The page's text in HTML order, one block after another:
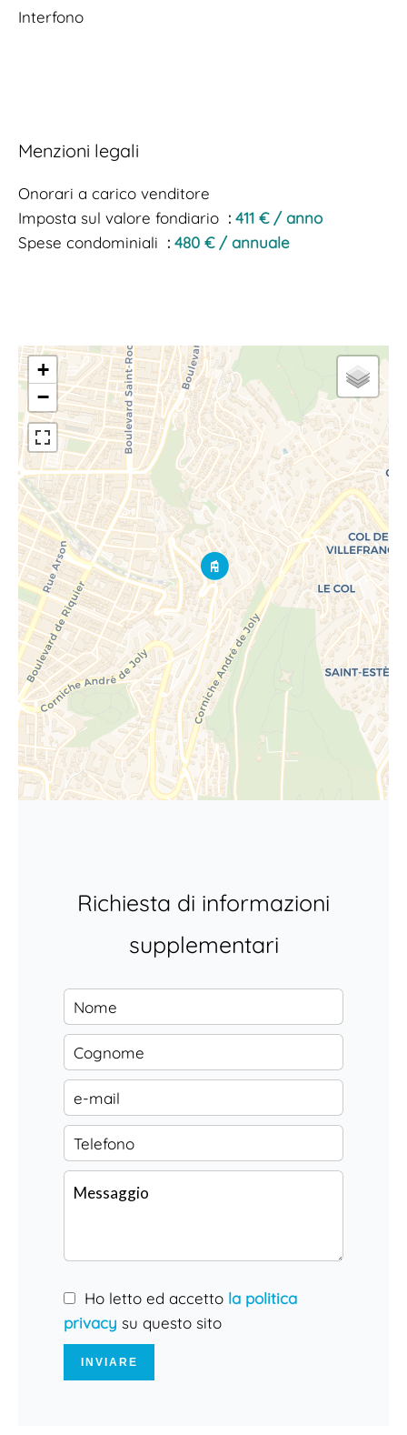
Interfono
Menzioni legali
Onorari a carico venditore
Imposta sul valore fondiario
411 € / anno
Spese condominiali
480 € / annuale
+
−
Richiesta di informazioni
supplementari
Ho letto ed accetto la politica
privacy su questo sito
INVIARE